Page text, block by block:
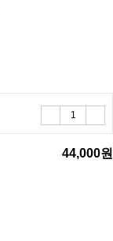
44,000원